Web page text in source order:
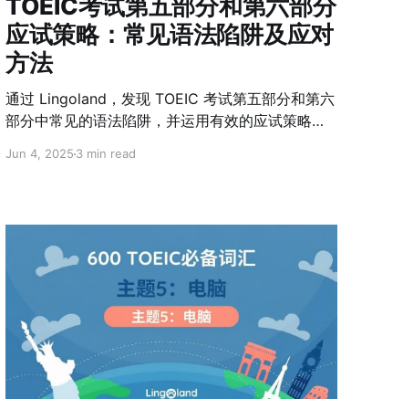
TOEIC考试第五部分和第六部分
应试策略：常见语法陷阱及应对
方法
通过 Lingoland，发现 TOEIC 考试第五部分和第六
部分中常见的语法陷阱，并运用有效的应试策略。
Jun 4, 20253 min read